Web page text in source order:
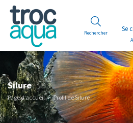
Rechercher
Silure
Page d’accueil Profil de Silure